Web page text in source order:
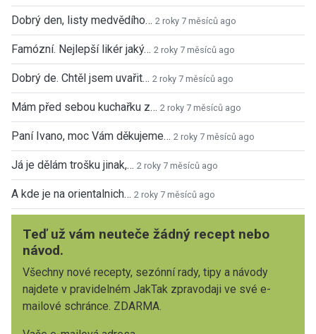
Dobrý den, listy medvědího… 2 roky 7 měsíců ago
Famózní. Nejlepší likér jaký… 2 roky 7 měsíců ago
Dobrý de. Chtěl jsem uvařit… 2 roky 7 měsíců ago
Mám před sebou kuchařku z… 2 roky 7 měsíců ago
Paní Ivano, moc Vám děkujeme… 2 roky 7 měsíců ago
Já je dělám trošku jinak,… 2 roky 7 měsíců ago
A kde je na orientalnich… 2 roky 7 měsíců ago
Teď už vám neuteče žádný recept nebo
návod.
Všechny nové recepty, sezónní rady, tipy a návody
najdete v pravidelném JakTak zpravodaji ve své e-
mailové schránce. ZDARMA.